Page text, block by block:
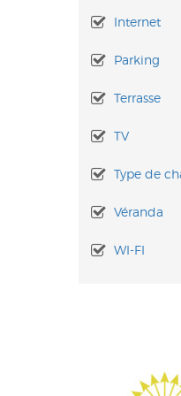
Internet
Parking
Terrasse
TV
Type de
Véranda
WI-FI